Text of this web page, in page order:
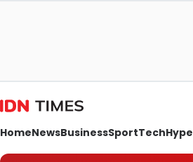
HomeNewsBusinessSportTechHype